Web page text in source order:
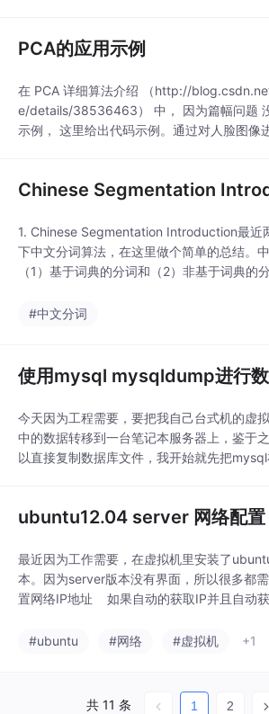
PCA的应用示例
在 PCA 详细算法介绍 （http://
e/details/38536463） 中， 因为篇幅问题
示例， 这里给出代码示例。通过对人脸图像
Chinese Segmentation
1. Chinese Segmentation Introduction最近
下中文分词算法，在这里做个简单的总结。
（1）基于词典的分词和（2）非基于词典的
于词典的分词主要是通过统计学计算概率的
#中文分词
使用mysql mysqldump进行
今天因为工程需要，要把我自己台式机的虚
中的数据转移到一台笔记本服务器上，鉴于
以直接复制数据库文件，我开始就先把
据库。后来经高人指点，原来在ubuntu环境
ubuntu12.04 server 网络配置
最近因为工作需要，在虚拟机里安装了
本。因为server版本没有界面，所以很多都
置网络IP地址 如果自动的获取IP并且自动
态IP，就需要手动配置。 ubuntu的网络配
#ubuntu #网络 #虚拟机 +1
共 11 条 1 2